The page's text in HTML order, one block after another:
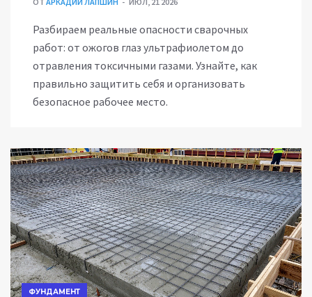
Разбираем реальные опасности сварочных
работ: от ожогов глаз ультрафиолетом до
отравления токсичными газами. Узнайте, как
правильно защитить себя и организовать
безопасное рабочее место.
ФУНДАМЕНТ